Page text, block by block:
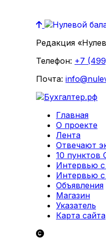
Редакция
Телефон: +7
Почта:
Главная
О проекте
Лента
Отвечают
10 пунктов
Интервью
Интервью
Объявления
Магазин
Указатель
Карта сайта